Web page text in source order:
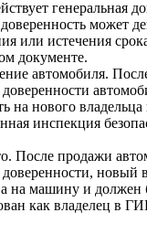
генеральная
может
или истечения
документе.
автомобиля.
доверенности
на нового
инспекция
После продажи
новый
на машину и должен
как владелец в